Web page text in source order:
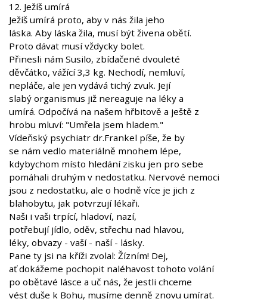
12. Ježíš umírá
Ježíš umírá proto, aby v nás žila jeho
láska. Aby láska žila, musí být živena obětí.
Proto dávat musí vždycky bolet.
Přinesli nám Susilo, zbídačené dvouleté
děvčátko, vážící 3,3 kg. Nechodí, nemluví,
nepláče, ale jen vydává tichý zvuk. Její
slabý organismus již nereaguje na léky a
umírá. Odpočívá na našem hřbitově a ještě z
hrobu mluví: "Umřela jsem hladem."
Vídeňský psychiatr dr.Frankel píše, že by
se nám vedlo materiálně mnohem lépe,
kdybychom místo hledání zisku jen pro sebe
pomáhali druhým v nedostatku. Nervové nemoci
jsou z nedostatku, ale o hodně více je jich z
blahobytu, jak potvrzují lékaři.
Naši i vaši trpící, hladoví, nazí,
potřebují jídlo, oděv, střechu nad hlavou,
léky, obvazy - vaší - naší - lásky.
Pane ty jsi na kříži zvolal: Žízním! Dej,
ať dokážeme pochopit naléhavost tohoto volání
po obětavé lásce a uč nás, že jestli chceme
vést duše k Bohu, musíme denně znovu umírat.